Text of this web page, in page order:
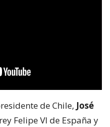
de Chile, José
Felipe VI de España y